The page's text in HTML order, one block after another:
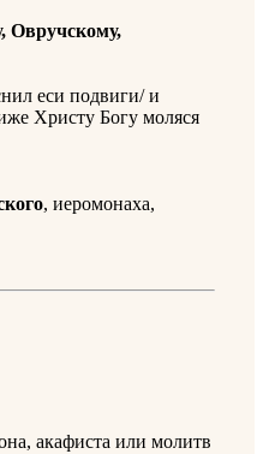
Овручскому,
еси подвиги/ и
Христу Богу моляся
, иеромонаха,
акафиста или молитв